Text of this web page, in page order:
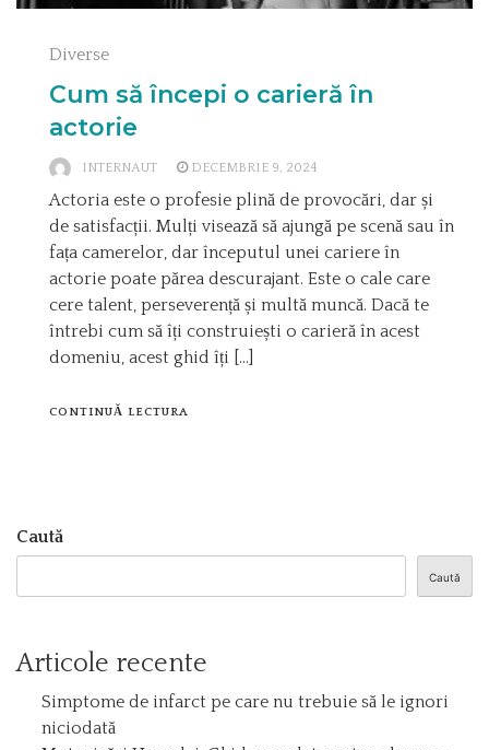
Diverse
Cum să începi o carieră în
actorie
INTERNAUT DECEMBRIE 9, 2024
Actoria este o profesie plină de provocări, dar și
de satisfacții. Mulți visează să ajungă pe scenă sau în
fața camerelor, dar începutul unei cariere în
actorie poate părea descurajant. Este o cale care
cere talent, perseverență și multă muncă. Dacă te
întrebi cum să îți construiești o carieră în acest
domeniu, acest ghid îți […]
CONTINUĂ LECTURA
Caută
Caută
Articole recente
Simptome de infarct pe care nu trebuie să le ignori
niciodată